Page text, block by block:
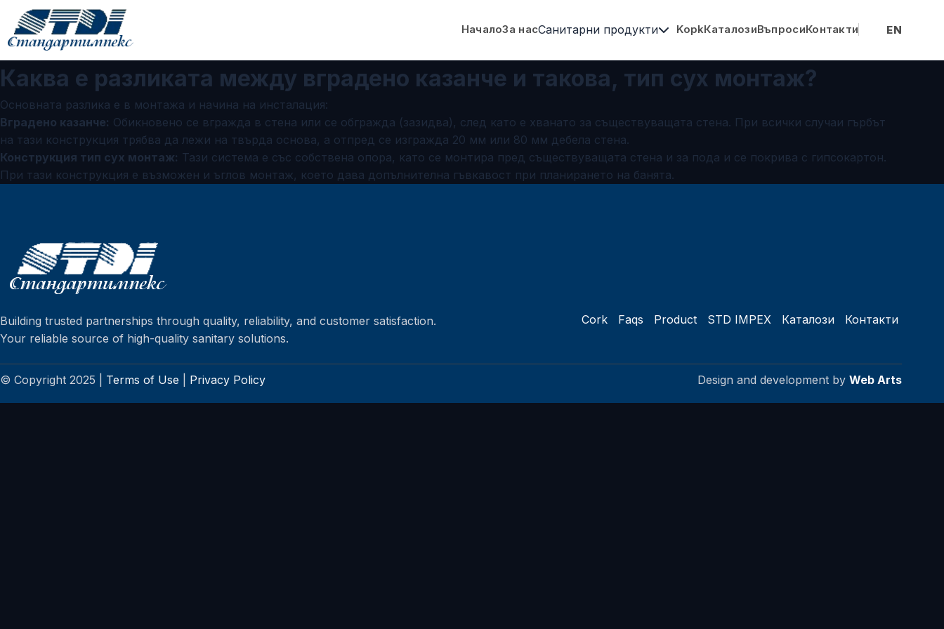
НачалоЗа насСанитарни продукти KopkКаталозиВъпросиКонтакти EN
Каква е разликата между вградено казанче и такова, тип сух монтаж?
Основната разлика е в монтажа и начина на инсталация:
Вградено казанче: Обикновено се вгражда в стена или се обгражда (зазидва), след като е хванато за съществуващата стена. При всички случаи гърбът
на тази конструкция трябва да лежи на твърда основа, а отпред се изгражда 20 мм или 80 мм дебела стена.
Конструкция тип сух монтаж: Тази система е със собствена опора, като се монтира пред съществуващата стена и за пода и се покрива с гипсокартон.
При тази конструкция е възможен и ъглов монтаж, което дава допълнителна гъвкавост при планирането на банята.
Building trusted partnerships through quality, reliability, and customer satisfaction.
Your reliable source of high-quality sanitary solutions.
Cork Faqs Product STD IMPEX Каталози Контакти
© Copyright 2025 | Terms of Use Privacy Policy Design and development by Web Arts